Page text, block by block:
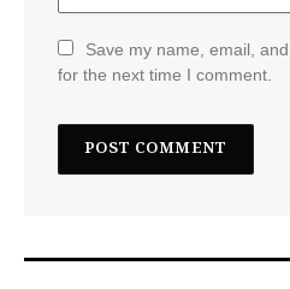
Save my name, email,
for the next time I comment.